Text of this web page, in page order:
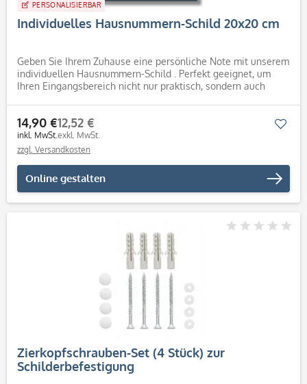
PERSONALISIERBAR
Individuelles Hausnummern-Schild 20x20 cm
Geben Sie Ihrem Zuhause eine persönliche Note mit unserem
individuellen Hausnummern-Schild . Perfekt geeignet, um
Ihren Eingangsbereich nicht nur praktisch, sondern auch
14,90 €
inkl. MwSt.
12,52 €
exkl. MwSt.
zzgl. Versandkosten
Online gestalten
Zierkopfschrauben-Set (4 Stück) zur
Schilderbefestigung